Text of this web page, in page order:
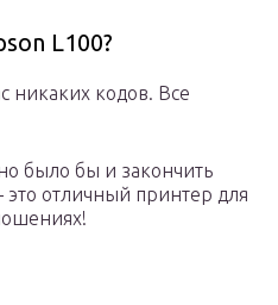
L100?
никаких кодов. Все
было бы и закончить
отличный принтер для